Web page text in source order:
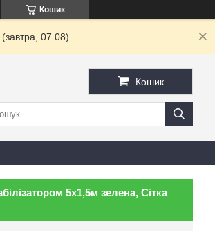
Кошик
07.08).
Кошик
5х1,5м зелена, Сітка